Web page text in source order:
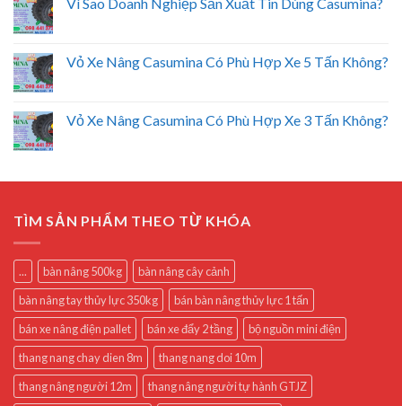
Vì Sao Doanh Nghiệp Sản Xuất Tin Dùng Casumina?
Vỏ Xe Nâng Casumina Có Phù Hợp Xe 5 Tấn Không?
Vỏ Xe Nâng Casumina Có Phù Hợp Xe 3 Tấn Không?
TÌM SẢN PHẨM THEO TỪ KHÓA
... bàn nâng 500kg
bàn nâng cây cảnh
bàn nâng tay thủy lực 350kg
bán bàn nâng thủy lực 1 tấn
bán xe nâng điện pallet
bán xe đẩy 2 tầng
bộ nguồn mini điện
thang nang chay dien 8m
thang nang doi 10m
thang nâng người 12m
thang nâng người tự hành GTJZ